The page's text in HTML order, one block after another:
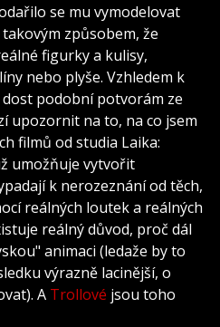
se mu vymodelovat
způsobem, že
figurky a kulisy,
nebo plyše. Vzhledem k
podobní potvorám ze
upozornit na to, na co jsem
filmů od studia Laika:
umožňuje vytvořit
k nerozeznání od těch,
reálných loutek a reálných
reálný důvod, proč dál
animaci (ledaže by to
výrazně lacinější, o
A Trollové jsou toho